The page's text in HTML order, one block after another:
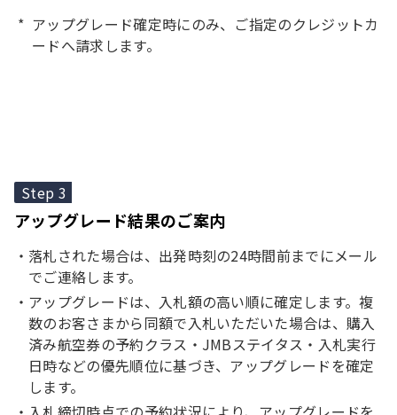
アップグレード確定時にのみ、ご指定のクレジットカ
ードへ請求します。
Step 3
アップグレード結果のご案内
落札された場合は、出発時刻の24時間前までにメール
でご連絡します。
アップグレードは、入札額の高い順に確定します。複
数のお客さまから同額で入札いただいた場合は、購入
済み航空券の予約クラス・JMBステイタス・入札実行
日時などの優先順位に基づき、アップグレードを確定
します。